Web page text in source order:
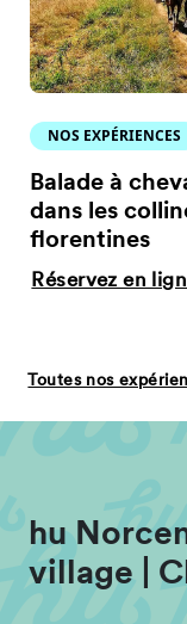
NOS EXPÉRIENCES
Balade à
dans les
florentines
Réservez en
Toutes nos
hu
village |